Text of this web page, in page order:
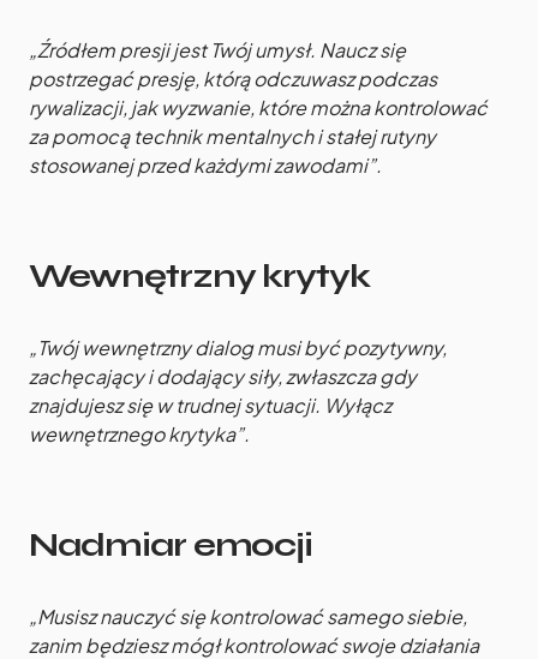
„Źródłem presji jest Twój umysł. Naucz się
postrzegać presję, którą odczuwasz podczas
rywalizacji, jak wyzwanie, które można kontrolować
za pomocą technik mentalnych i stałej rutyny
stosowanej przed każdymi zawodami”.
Wewnętrzny krytyk
„Twój wewnętrzny dialog musi być pozytywny,
zachęcający i dodający siły, zwłaszcza gdy
znajdujesz się w trudnej sytuacji. Wyłącz
wewnętrznego krytyka”.
Nadmiar emocji
„Musisz nauczyć się kontrolować samego siebie,
zanim będziesz mógł kontrolować swoje działania